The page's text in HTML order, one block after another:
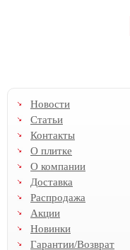
Новости
Статьи
Контакты
О плитке
О компании
Доставка
Распродажа
Акции
Новинки
Гарантии/Возврат